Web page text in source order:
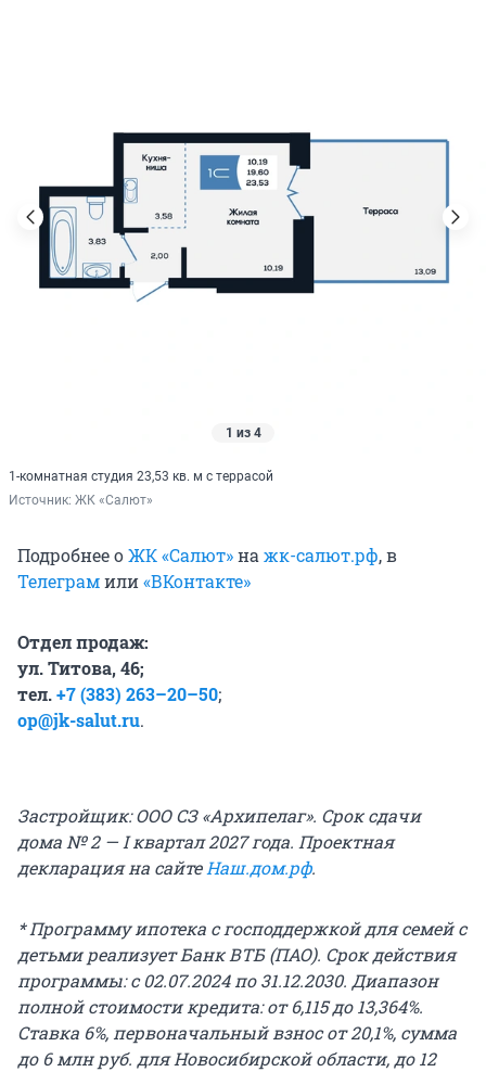
1 из 4
1-комнатная студия 23,53 кв. м с террасой
Источник: ЖК «Салют»
Подробнее оЖК «Салют»на жк-салют.рф, в
Телеграмили«ВКонтакте»
Отдел продаж:
ул. Титова, 46;
тел.+7 (383) 263–20–50;
op@jk-salut.ru.
Застройщик: ООО СЗ «Архипелаг». Срок сдачи
дома № 2— I квартал2027 года. Проектная
декларация на сайте Наш.дом.рф.
* Программу ипотека с господдержкой для семей с
детьми реализует Банк ВТБ (ПАО). Срок действия
программы: с 02.07.2024 по 31.12.2030. Диапазон
полной стоимости кредита: от 6,115 до 13,364%.
Ставка 6%, первоначальный взнос от 20,1%, сумма
до 6 млнруб. для Новосибирской области, до 12